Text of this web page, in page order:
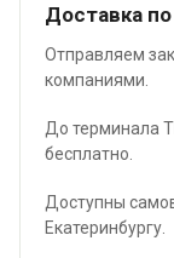
Доставка
Отправляем
компаниями.
До терминала
бесплатно.
Доступны
Екатеринбургу.